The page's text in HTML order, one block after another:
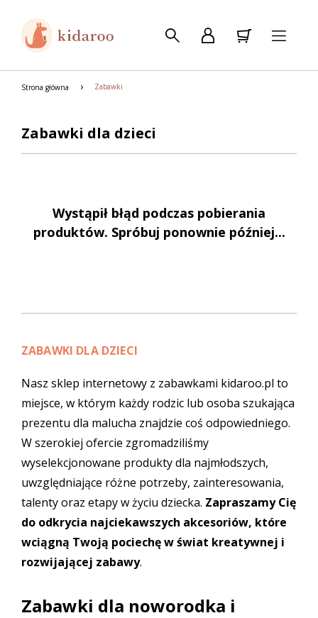
Strona główna Zabawki
Zabawki dla dzieci
Wystąpił błąd podczas pobierania
produktów. Spróbuj ponownie później...
ZABAWKI DLA DZIECI
Nasz sklep internetowy z zabawkami kidaroo.pl to
miejsce, w którym każdy rodzic lub osoba szukająca
prezentu dla malucha znajdzie coś odpowiedniego.
W szerokiej ofercie zgromadziliśmy
wyselekcjonowane produkty dla najmłodszych,
uwzględniające różne potrzeby, zainteresowania,
talenty oraz etapy w życiu dziecka. Zapraszamy Cię
do odkrycia najciekawszych akcesoriów, które
wciągną Twoją pociechę w świat kreatywnej i
rozwijającej zabawy.
Zabawki dla noworodka i